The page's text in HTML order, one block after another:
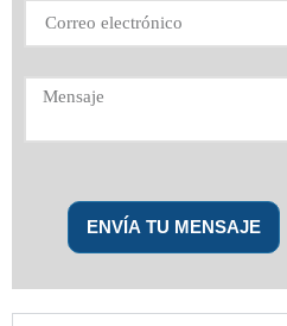
ENVÍA TU MENSAJE